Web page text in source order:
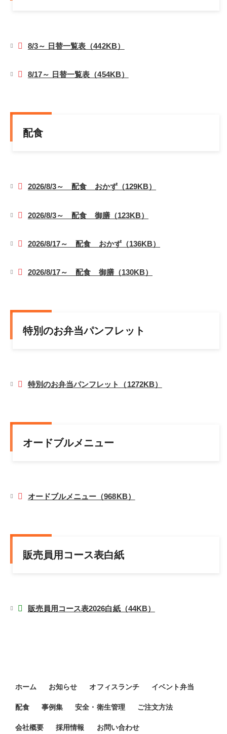
8/3～ 日替一覧表（442KB）
8/17～ 日替一覧表（454KB）
配食
2026/8/3～ 配食 おかず（129KB）
2026/8/3～ 配食 御膳（123KB）
2026/8/17～ 配食 おかず（136KB）
2026/8/17～ 配食 御膳（130KB）
特別のお弁当パンフレット
特別のお弁当パンフレット（1272KB）
オードブルメニュー
オードブルメニュー（968KB）
販売員用コース表白紙
販売員用コース表2026白紙（44KB）
ホーム お知らせ オフィスランチ イベント弁当
配食 事例集 安全・衛生管理 ご注文方法
会社概要 採用情報 お問い合わせ